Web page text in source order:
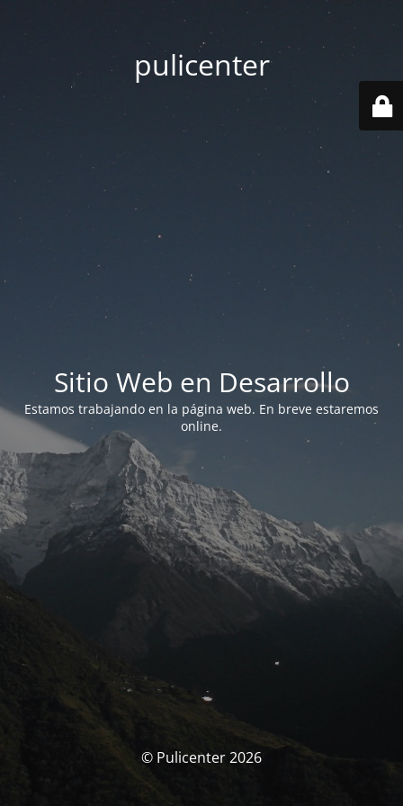
pulicenter
Sitio Web en Desarrollo
Estamos trabajando en la página web. En breve estaremos
online.
© Pulicenter 2026